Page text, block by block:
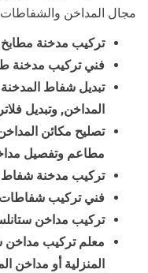
مجال المداخن والشفاطات
تركيب مدخنة مطابخ
فني تركيب مدخنة
تبديل شفاط المدخنة
المداخن, وتبديل
تصليح مكائن
مطاعم وتفصيل
تركيب مدخنة
فني تركيب
تركيب مداخن
معلم تركيب مداخن
المنزلية أو مداخن